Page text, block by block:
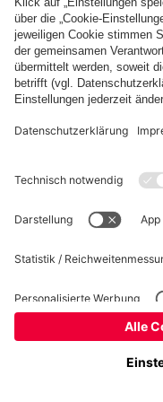
fcbayern.com
© FC